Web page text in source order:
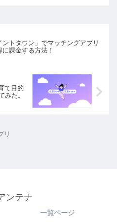
ントタウン」でマッチングアプリ
に課金する方法！
て目的
みた。
リ
ンテナ
一覧ページ